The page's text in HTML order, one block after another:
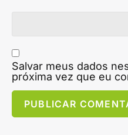
Salvar meus dados
próxima vez que eu